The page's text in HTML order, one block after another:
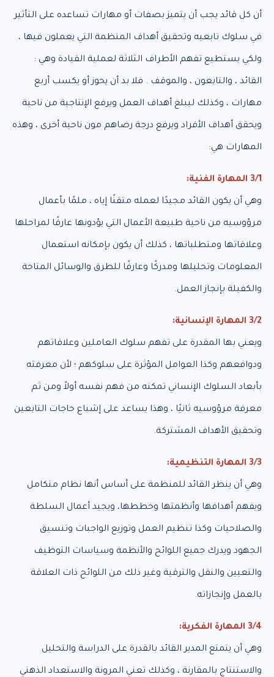
أن كل قائد يجب أن يتميز بصفات أو مهارات تساعده على التأثير
في سلوك تابعيه وتحقيق أهداف المنظمة التي يعملون فيها ،
ولكي يستطيع تفهم الأطراف الثلاثة لعملية القيادة وهي :
القائد ، والتابعون ، والموقف . فلا بد أن يحوز أو يكسب أربع
مهارات ، وكذلك ليبلغ أهداف العمل ويرفع الإنتاجية من ناحية
ويحقق أهداف الأفراد ويرفع درجة رضاهم مون ناحية أخرى ، وهذه
المهارات هي:
3/1 المهارة الفنية:
وهي أن يكون القائد مجيدًا لعمله متقنًا إياه ، ملمًا بأعمال
مرؤوسيه من ناحية طبيعة الأعمال التي يؤدونها عارفًا لمراحلها
وعلاقاتها ومتطلباتها ، كذلك أن يكون بإمكانه استعمال
المعلومات وتحليلها ومدركًا وعارفًا للطرق والوسائل المتاحة
والكفيلة بإنجاز العمل.
3/2 المهارة الإنسانية:
ويعني بها المقدرة على تفهم سلوك العاملين وعلاقاتهم
ودوافعهم وكذا العوامل المؤثرة على سلوكهم ؛ لأن معرفته
بأبعاد السلوك الإنساني تمكنه من فهم نفسه أولاً ومن ثم
معرفة مرؤوسيه ثانيًا ، وهذا يساعد على إشباع حاجات التابعين
وتحقيق الأهداف المشتركة.
3/3 المهارة التنظيمية:
وهي أن ينظر القائد للمنظمة على أساس أنها نظام متكامل
ويفهم أهدافها وأنظمتها وخططها، ويجيد أعمال السلطة
والصلاحيات وكذا تنظيم العمل وتوزيع الواجبات وتنسيق
الجهود ويدرك جميع اللوائح والأنظمة وسياسات التوظيف
والتعيين والنقل والترقية وغير ذلك من اللوائح ذات العلاقة
بالعمل وإنجازاته.
3/4 المهارة الفكرية:
وهي أن يتمتع المدير القائد بالقدرة على الدراسة والتحليل
والاستنتاج بالمقارنة ، وكذلك تعني المرونة والاستعداد الذهني